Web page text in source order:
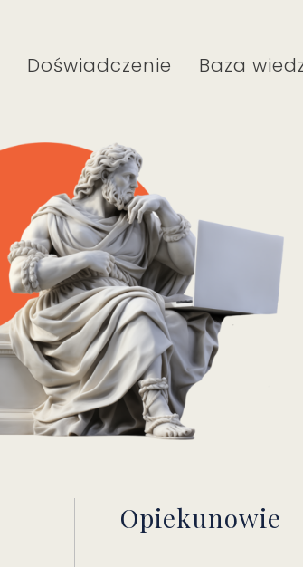
Doświadczenie Baza
Opiekunowie